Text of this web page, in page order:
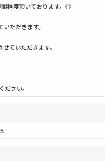
程度頂いております。◎
ただきます。
ていただきます。
さい。